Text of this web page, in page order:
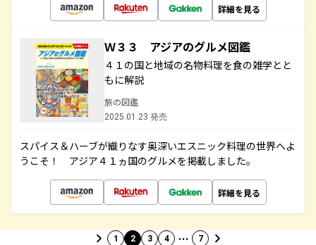
詳細を見る
Ｗ３３ アジアのグルメ図鑑
４１の国と地域の名物料理を食の雑学とと
もに解説
旅の図鑑
2025.01.23 発売
スパイス＆ハーブが織りなす奥深いエスニック料理の世界へよ
うこそ！ アジア４１ヵ国のグルメを掲載しました。
詳細を見る
1 2 3 4 … 7